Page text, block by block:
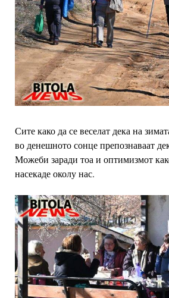
Сите како да се веселат дека на
во денешното сонце препознаваат
Можеби заради тоа и оптимизмот
насекаде околу нас.